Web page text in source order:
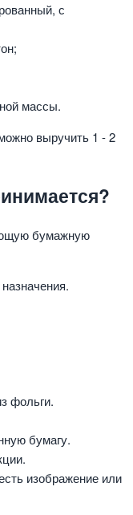
с
массы.
выручить 1 - 2
бумажную
фольги.
бумагу.
изображение или